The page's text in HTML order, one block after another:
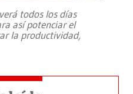
todos los días
así potenciar el
la productividad,